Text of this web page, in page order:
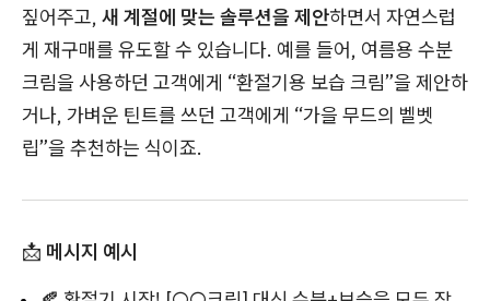
짚어주고, 새 계절에 맞는 솔루션을 제안하면서 자연스럽
게 재구매를 유도할 수 있습니다. 예를 들어, 여름용 수분
크림을 사용하던 고객에게 “환절기용 보습 크림”을 제안하
거나, 가벼운 틴트를 쓰던 고객에게 “가을 무드의 벨벳
립”을 추천하는 식이죠.
📩 메시지 예시